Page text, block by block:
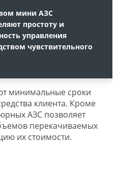
мини АЗС
простоту и
управления
чувствительного
минимальные сроки
клиента. Кроме
АЗС позволяет
перекачиваемых
их стоимости.